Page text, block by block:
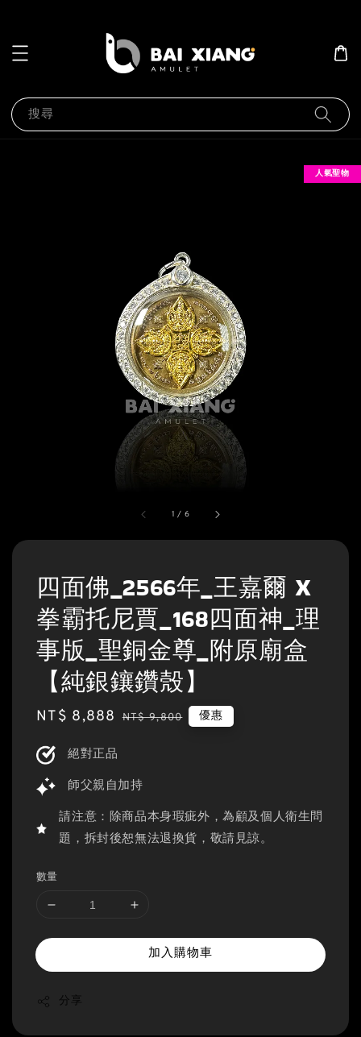
搜尋
1 / 6
人氣聖物
四面佛_2566年_王嘉爾 X
拳霸托尼賈_168四面神_理
事版_聖銅金尊_附原廟盒
【純銀鑲鑽殼】
Sale
NT$ 8,888 Regular
NT$ 9,800 優惠
絕對正品
師父親自加持
請注意：除商品本身瑕疵外，為顧及個人衛生問
題，拆封後恕無法退換貨，敬請見諒。
數量
加入購物車
分享